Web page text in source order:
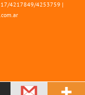
4217849/4253759 |